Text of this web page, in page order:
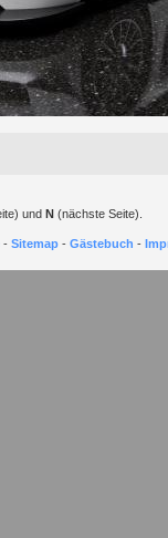
und N (nächste Seite).
- Sitemap - Gästebuch -